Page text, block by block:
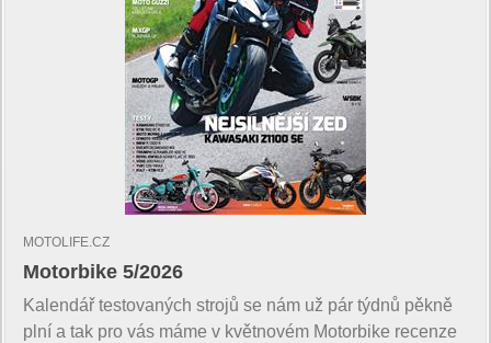
MOTOLIFE.CZ
Motorbike 5/2026
Kalendář testovaných strojů se nám už pár týdnů pěkně
plní a tak pro vás máme v květnovém Motorbike recenze